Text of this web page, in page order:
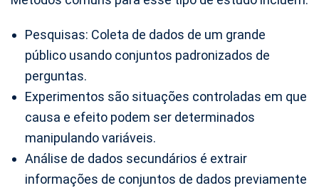
Pesquisas: Coleta de dados de um grande
público usando conjuntos padronizados de
perguntas.
Experimentos são situações controladas em que
causa e efeito podem ser determinados
manipulando variáveis.
Análise de dados secundários é extrair
informações de conjuntos de dados previamente